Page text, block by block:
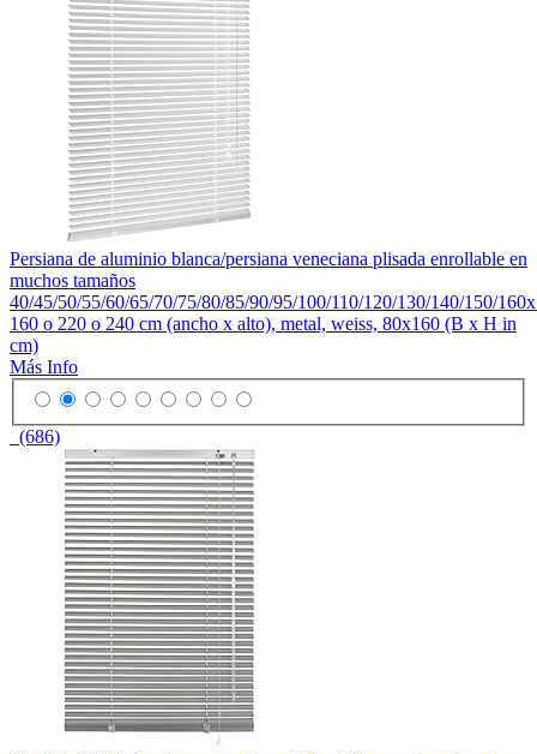
Persiana de aluminio blanca/persiana veneciana plisada enrollable en
muchos tamaños
40/45/50/55/60/65/70/75/80/85/90/95/100/110/120/130/140/150/
160 o 220 o 240 cm (ancho x alto), metal, weiss, 80x160 (B x H in
cm)
Más Info
(686)